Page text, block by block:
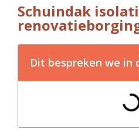
Schuindak
Dit bespreken we in